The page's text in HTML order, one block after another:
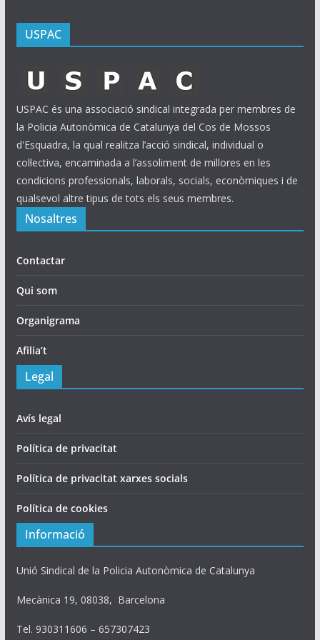
USPAC
USPAC és una associació sindical integrada per membres de
la Policia Autonòmica de Catalunya del Cos de Mossos
d'Esquadra, la qual realitza l’acció sindical, individual o
col·lectiva, encaminada a l’assoliment de millores en les
condicions professionals, laborals, socials, econòmiques i de
qualsevol altre tipus de tots els seus membres.
Nosaltres
Contactar
Qui som
Organigrama
Afilia’t
Legal
Avís legal
Política de privacitat
Política de privacitat xarxes socials
Política de cookies
Informació
Unió Sindical de la Policia Autonòmica de Catalunya
Mecànica 19, 08038, Barcelona
Tel. 930311606 – 657307423